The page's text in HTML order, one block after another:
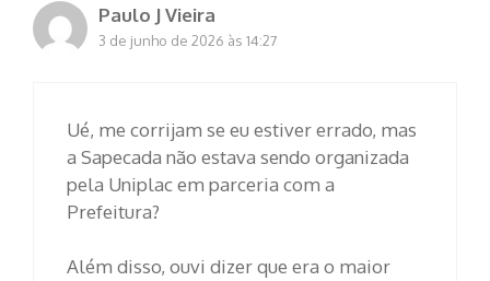
Paulo J Vieira
3 de junho de 2026 às 14:27
Ué, me corrijam se eu estiver errado, mas
a Sapecada não estava sendo organizada
pela Uniplac em parceria com a
Prefeitura?
Além disso, ouvi dizer que era o maior